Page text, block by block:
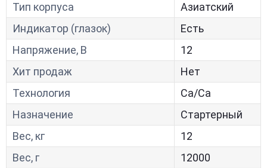
Тип корпуса
Азиатский
Индикатор (глазок)
Есть
Напряжение, В
12
Хит продаж
Нет
Технология
Са/Са
Назначение
Стартерный
Вес, кг
12
Вес, г
12000